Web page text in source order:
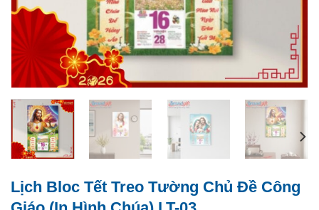
Lịch Bloc Tết Treo Tường Chủ Đề Công